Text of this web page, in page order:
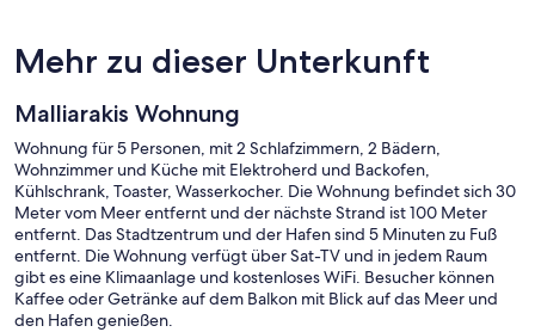
Mehr zu dieser Unterkunft
Malliarakis Wohnung
Wohnung für 5 Personen, mit 2 Schlafzimmern, 2 Bädern,
Wohnzimmer und Küche mit Elektroherd und Backofen,
Kühlschrank, Toaster, Wasserkocher. Die Wohnung befindet sich 30
Meter vom Meer entfernt und der nächste Strand ist 100 Meter
entfernt. Das Stadtzentrum und der Hafen sind 5 Minuten zu Fuß
entfernt. Die Wohnung verfügt über Sat-TV und in jedem Raum
gibt es eine Klimaanlage und kostenloses WiFi. Besucher können
Kaffee oder Getränke auf dem Balkon mit Blick auf das Meer und
den Hafen genießen.